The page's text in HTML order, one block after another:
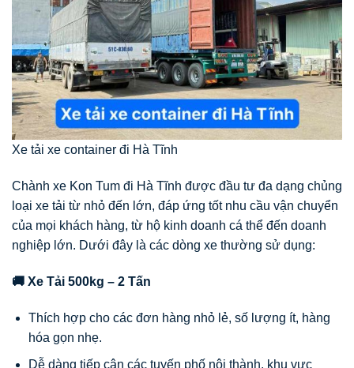
Xe tải xe container đi Hà Tĩnh
Chành xe Kon Tum đi Hà Tĩnh được đầu tư đa dạng chủng
loại xe tải từ nhỏ đến lớn, đáp ứng tốt nhu cầu vận chuyển
của mọi khách hàng, từ hộ kinh doanh cá thể đến doanh
nghiệp lớn. Dưới đây là các dòng xe thường sử dụng:
🚚 Xe Tải 500kg – 2 Tấn
Thích hợp cho các đơn hàng nhỏ lẻ, số lượng ít, hàng
hóa gọn nhẹ.
Dễ dàng tiếp cận các tuyến phố nội thành, khu vực